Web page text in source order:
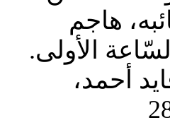
هاجم
الأولى.
أحمد،